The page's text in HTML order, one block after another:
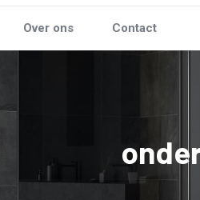
Over ons Contact